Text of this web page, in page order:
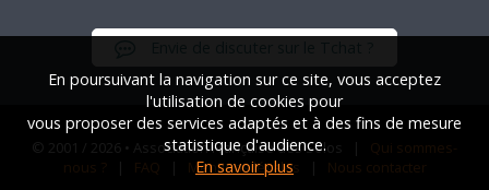
© 2001 / 2026 • Association Française des Solos | Qui sommes-
nous ?
| FAQ | Mentions légales | Nous contacter
En poursuivant la navigation sur ce site, vous acceptez
l'utilisation de cookies pour
vous proposer des services adaptés et à des fins de mesure
statistique d'audience.
En savoir plus